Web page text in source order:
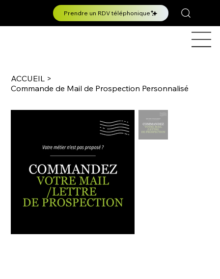
Prendre un RDV téléphonique
ACCUEIL >
Commande de Mail de Prospection Personnalisé